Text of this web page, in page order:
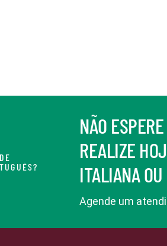
NÃO
REALIZE
ITALIANA
Agende um